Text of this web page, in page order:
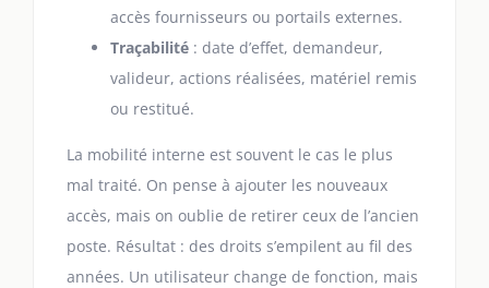
accès fournisseurs ou portails externes.
Traçabilité : date d’effet, demandeur,
valideur, actions réalisées, matériel remis
ou restitué.
La mobilité interne est souvent le cas le plus
mal traité. On pense à ajouter les nouveaux
accès, mais on oublie de retirer ceux de l’ancien
poste. Résultat : des droits s’empilent au fil des
années. Un utilisateur change de fonction, mais